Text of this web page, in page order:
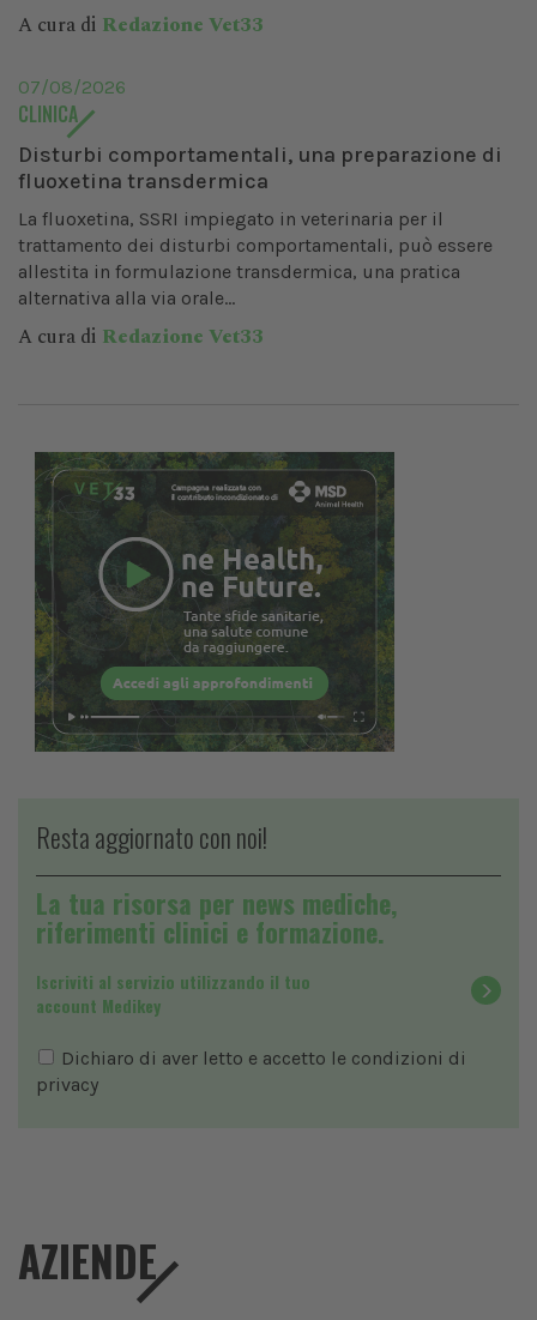
A cura di Redazione Vet33
07/08/2026
CLINICA
Disturbi comportamentali, una preparazione di
fluoxetina transdermica
La fluoxetina, SSRI impiegato in veterinaria per il
trattamento dei disturbi comportamentali, può essere
allestita in formulazione transdermica, una pratica
alternativa alla via orale...
A cura di Redazione Vet33
Resta aggiornato con noi!
La tua risorsa per news mediche,
riferimenti clinici e formazione.
Iscriviti al servizio utilizzando il tuo
account Medikey
Dichiaro di aver letto e accetto le condizioni di
privacy
AZIENDE